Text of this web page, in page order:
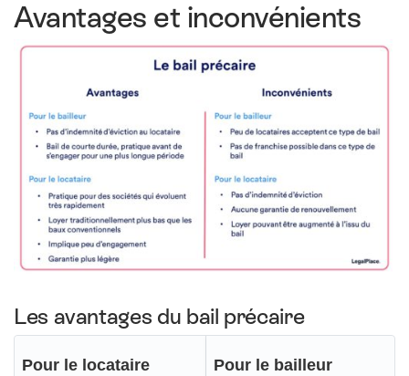
Avantages et inconvénients
Les avantages du bail précaire
Pour le locataire Pour le bailleur